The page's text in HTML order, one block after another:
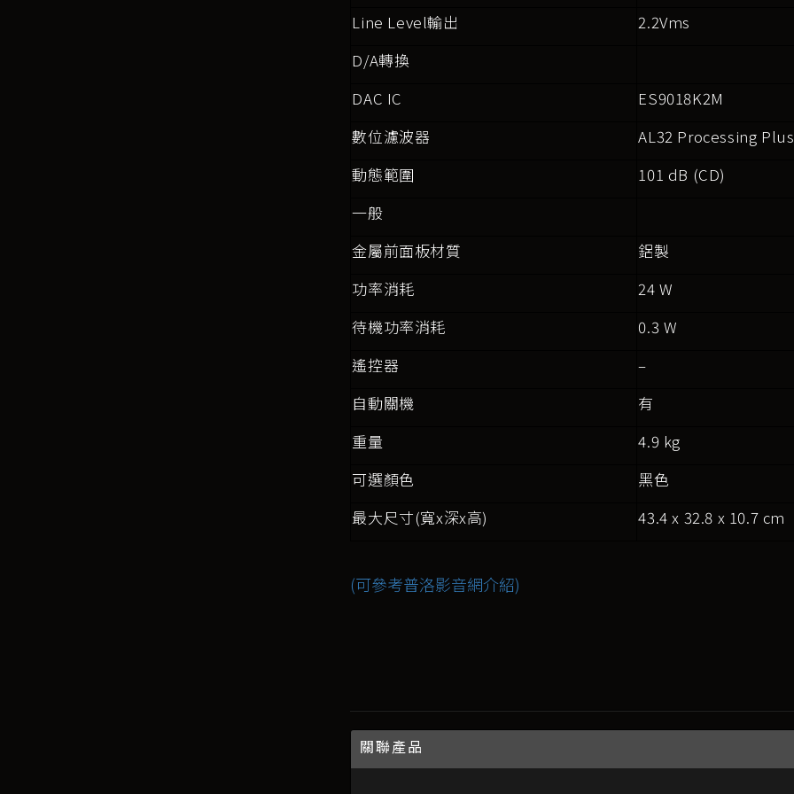
Line Level輸出
2.2Vms
D/A轉換
DAC IC
ES9018K2M
數位濾波器
AL32 Processing Plus
動態範圍
101 dB (CD)
一般
金屬前面板材質
鋁製
功率消耗
24 W
待機功率消耗
0.3 W
遙控器
–
自動關機
有
重量
4.9 kg
可選顏色
黑色
最大尺寸(寬x深x高)
43.4 x 32.8 x 10.7 cm
(可參考普洛影音網介紹)
關聯產品